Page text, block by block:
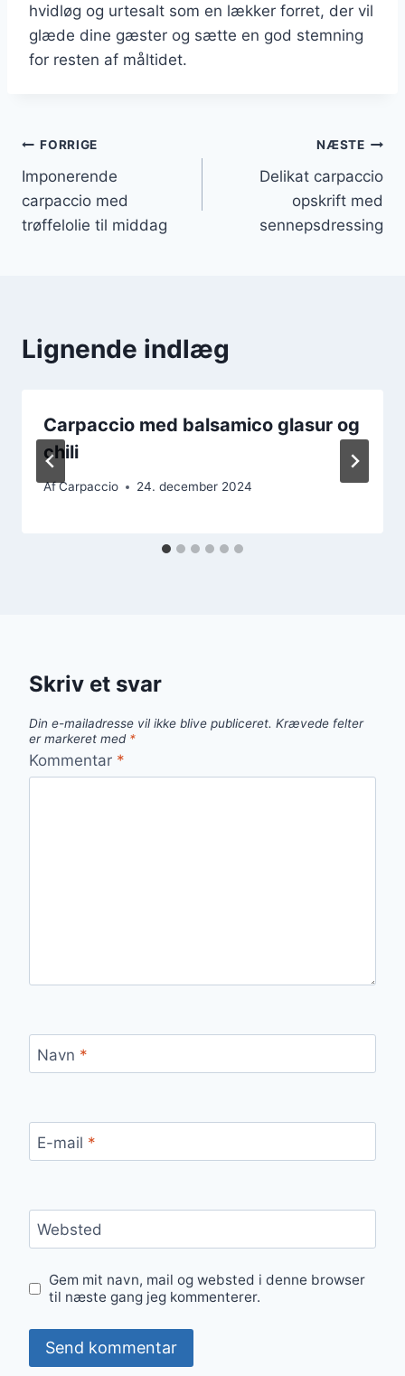
hvidløg og urtesalt som en lækker forret, der vil
glæde dine gæster og sætte en god stemning
for resten af måltidet.
Indlægsnavigation
FORRIGE
Imponerende
carpaccio med
trøffelolie til middag
NÆSTE
Delikat carpaccio
opskrift med
sennepsdressing
Lignende indlæg
Carpaccio med balsamico glasur og
chili
AfCarpaccio 24. december 2024
Skriv et svar
Din e-mailadresse vil ikke blive publiceret. Krævede felter
er markeret med *
Kommentar *
Navn *
E-mail *
Websted
Gem mit navn, mail og websted i denne browser
til næste gang jeg kommenterer.